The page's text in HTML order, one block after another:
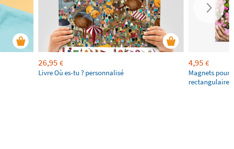
26,95 €
Livre Où es-tu ? personnalisé
4,95 €
Magnets pour
rectangulaires